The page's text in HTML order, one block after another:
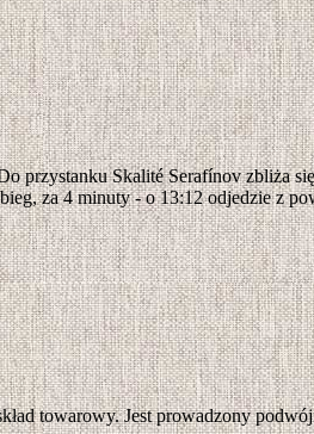
przystanku Skalité Serafínov zbliża
za 4 minuty - o 13:12 odjedzie z
towarowy. Jest prowadzony